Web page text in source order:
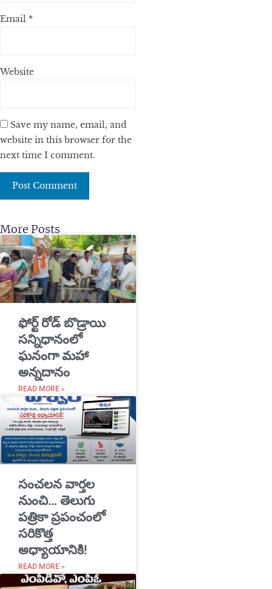
Email *
Website
Save my name, email, and
website in this browser for the
next time I comment.
More Posts
​ఫోర్ట్ రోడ్ బొడ్రాయి
సన్నిధానంలో
ఘనంగా మహా
అన్నదానం
READ MORE »
సంచలన వార్తల
నుంచి… తెలుగు
పత్రికా ప్రపంచంలో
సరికొత్త
అధ్యాయానికి!
READ MORE »